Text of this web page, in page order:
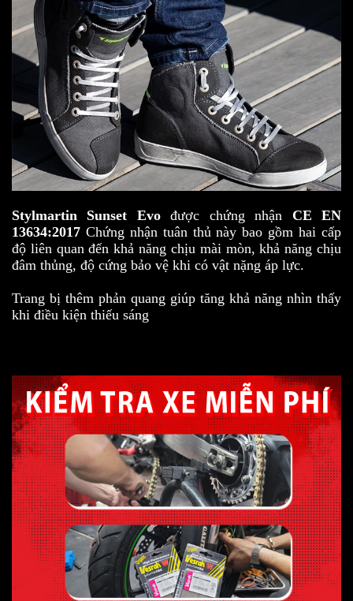
Stylmartin Sunset Evođược chứng nhận CE EN
13634:2017 Chứng nhận tuân thủ này bao gồm hai cấp
độ liên quan đến khả năng chịu mài mòn, khả năng chịu
đâm thủng, độ cứng bảo vệ khi có vật nặng áp lực.
Trang bị thêm phản quang giúp tăng khả năng nhìn thấy
khi điều kiện thiếu sáng